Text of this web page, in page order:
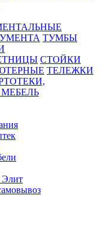
ТУМБЫ
СТОЙКИ
ТЕЛЕЖКИ
Элит